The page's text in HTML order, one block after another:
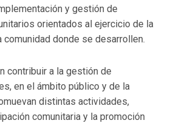
y gestión de
orientados al ejercicio de la
comunidad donde se desarrollen.
contribuir a la gestión de
en el ámbito público y de la
distintas actividades,
comunitaria y la promoción